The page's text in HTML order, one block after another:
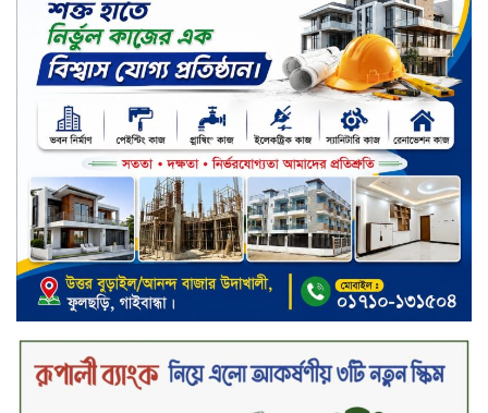
দীর্ঘস্থায়ী ৭,৫০০ এমএএইচ ব্যাটারি
এবং শক্তিশালী গরিলা গ্লাস ৭আই সুরক্ষা
নিয়ে শাওমি উন্মোচন করল নতুন রেডমি
১৭
খালেদা জিয়ার গাড়ীতে হামলাকারী
রুবেলের গোত্রীয় সন্ত্রাসীদের গ্রেফতারের
দাবি
ক্যাশলেস বাংলাদেশ বিনির্মাণে
ইসলামী ব্যাংকের উদ্যোগে বাংলা
কিউআর নিয়ে বিশিষ্ট আলেমদের সঙ্গে
মতবিনিময় সভা অনুষ্ঠিত
‘শেখ হাসিনা ডিসেম্বরে ফিরলে গণহত্যার
দায় নিয়ে কারাগারে যাবেন,’ আইনমন্ত্রী